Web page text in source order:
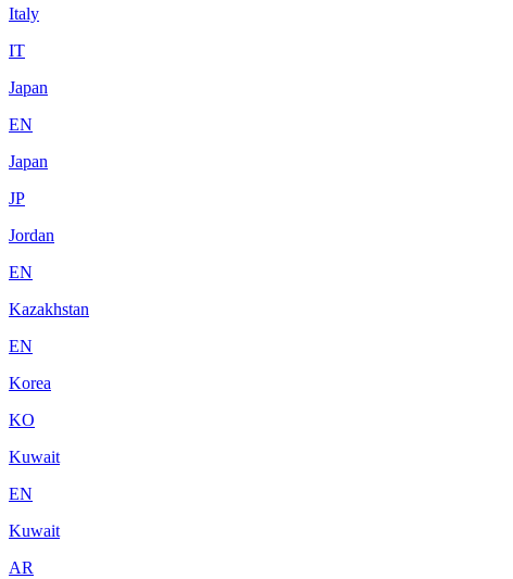
Italy
IT
Japan
EN
Japan
JP
Jordan
EN
Kazakhstan
EN
Korea
KO
Kuwait
EN
Kuwait
AR